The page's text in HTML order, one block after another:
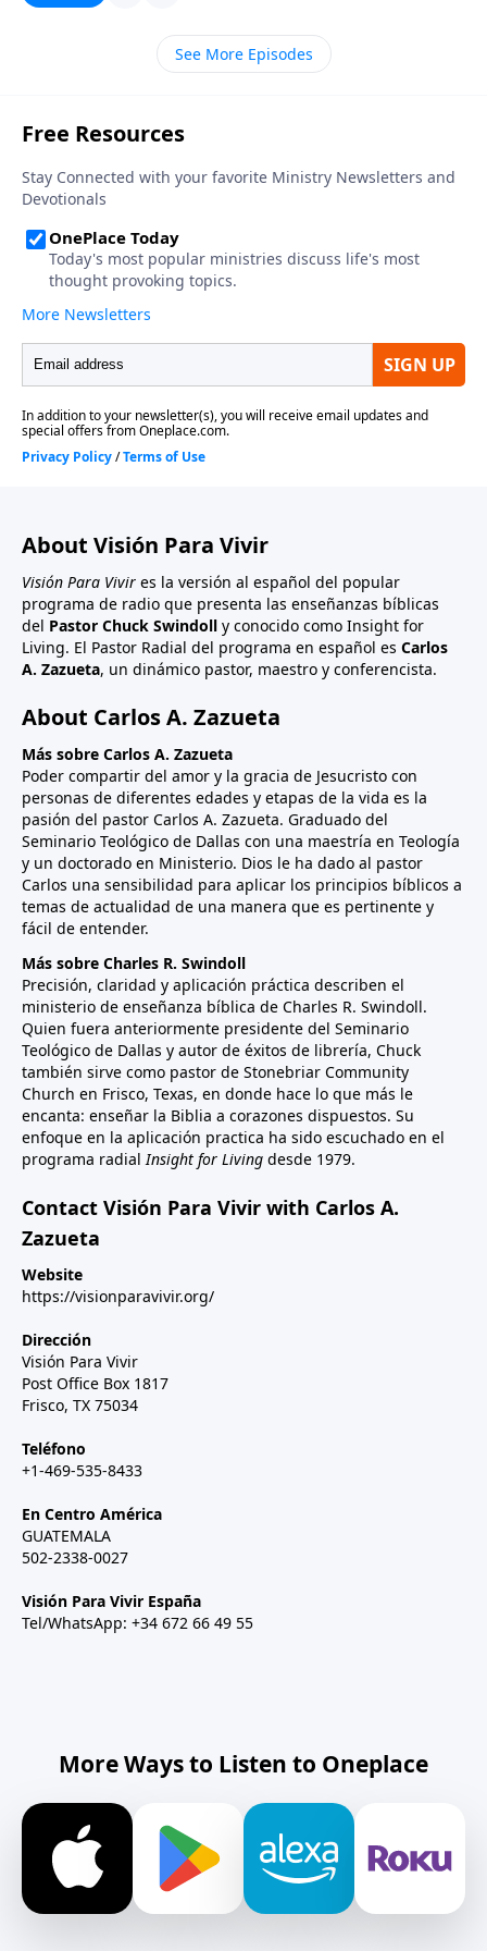
pecados. Ciertamente Él es un gran modelo para
seguir. Pero ¿quién podrá seguir tal ejemplo tan
perfecto? Los que se atreven hacerlo, sin el poder de
verdadero gozo de seguir a Cristo es tener una vida
equilibrada.
See More Episodes
About Visión Para Vivir
Visión Para Vivir es la versión al español del popular
programa de radio que presenta las enseñanzas bíblicas
del Pastor Chuck Swindoll y conocido como Insight for
Living. El Pastor Radial del programa en español es Carlos
A. Zazueta, un dinámico pastor, maestro y conferencista.
About Carlos A. Zazueta
Más sobre Carlos A. Zazueta
Poder compartir del amor y la gracia de Jesucristo con
personas de diferentes edades y etapas de la vida es la
pasión del pastor Carlos A. Zazueta. Graduado del
Seminario Teológico de Dallas con una maestría en Teología
y un doctorado en Ministerio. Dios le ha dado al pastor
Carlos una sensibilidad para aplicar los principios bíblicos a
temas de actualidad de una manera que es pertinente y
fácil de entender.
Más sobre Charles R. Swindoll
Precisión, claridad y aplicación práctica describen el
ministerio de enseñanza bíblica de Charles R. Swindoll.
Quien fuera anteriormente presidente del Seminario
Teológico de Dallas y autor de éxitos de librería, Chuck
también sirve como pastor de Stonebriar Community
Church en Frisco, Texas, en donde hace lo que más le
encanta: enseñar la Biblia a corazones dispuestos. Su
enfoque en la aplicación practica ha sido escuchado en el
programa radialInsight for Living desde 1979.
Contact Visión Para Vivir with Carlos A.
Zazueta
Website
https://visionparavivir.org/
Dirección
Visión Para Vivir
Post Office Box 1817
Frisco, TX 75034
Teléfono
+1-469-535-8433
En Centro América
GUATEMALA
502-2338-0027
Visión Para Vivir España
Tel/WhatsApp: +34 672 66 49 55
More Ways to Listen to Oneplace